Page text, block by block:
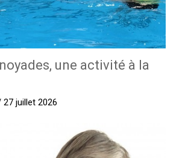
une activité à la
juillet 2026